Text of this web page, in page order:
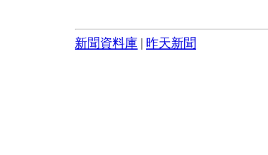
新聞資料庫 昨天新聞